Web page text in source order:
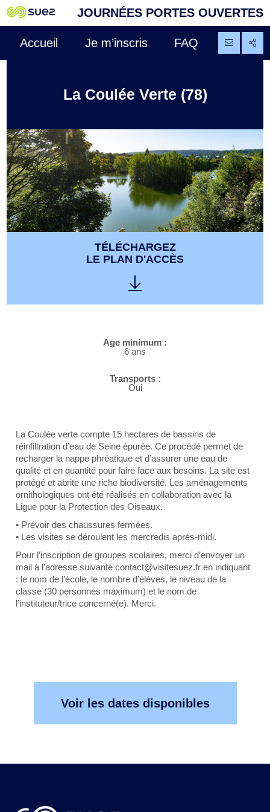
JOURNÉES PORTES OUVERTES
Accueil Je m’inscris FAQ
La Coulée Verte (78)
TÉLÉCHARGEZ
LE PLAN D'ACCÈS
Age minimum :
6 ans
Transports :
Oui
La Coulée verte compte 15 hectares de bassins de
réinfiltration d’eau de Seine épurée. Ce procédé permet de
recharger la nappe phréatique et d’assurer une eau de
qualité et en quantité pour faire face aux besoins. La site est
protégé et abrite une riche biodiversité. Les aménagements
ornithologiques ont été réalisés en collaboration avec la
Ligue pour la Protection des Oiseaux.
• Prévoir des chaussures fermées.
• Les visites se déroulent les mercredis après-midi.
Pour l’inscription de groupes scolaires, merci d’envoyer un
mail à l’adresse suivante contact@visitesuez.fr en indiquant
: le nom de l’école, le nombre d’élèves, le niveau de la
classe (30 personnes maximum) et le nom de
l’instituteur/trice concerné(e). Merci.
Voir les dates disponibles